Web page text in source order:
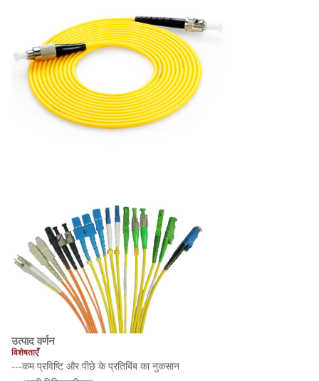
उत्पाद वर्णन
विशेषताएँ
---कम प्रविष्टि और पीछे के प्रतिबिंब का नुकसान